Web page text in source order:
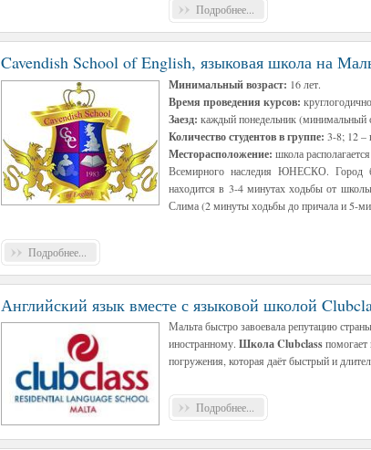
Подробнее...
Cavendish School of English, языковая школа на
Минимальный возраст: 16 лет.
Время проведения курсов:
Заезд: каждый понедельник (минимальный
Количество студентов в группе: 3-8; 12 –
Месторасположение:школа
Всемирного наследия ЮНЕСКО. Город
находится в 3-4 минутах ходьбы от
Слима (2 минуты ходьбы до причала и 5-
Подробнее...
Английский язык вместе с языковой школой
Мальта быстро завоевала репутацию
иностранному. Школа Clubclass
погружения, которая даёт быстрый и
Подробнее...